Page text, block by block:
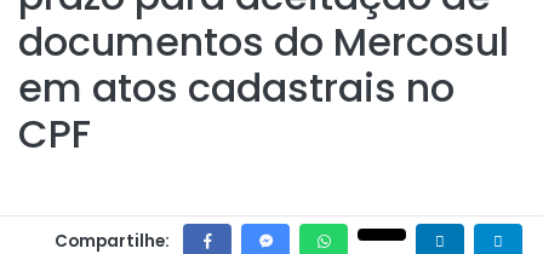
documentos do Mercosul
em atos cadastrais no
CPF
Compartilhe: